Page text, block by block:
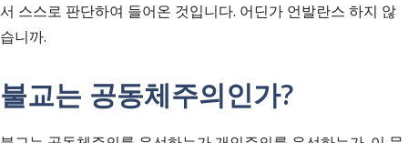
서 스스로 판단하여 들어온 것입니다. 어딘가 언발란스 하지 않
습니까.
불교는 공동체주의인가?